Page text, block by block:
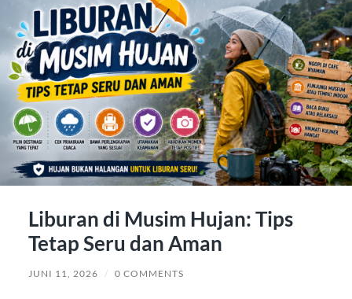
Liburan di Musim Hujan: Tips
Tetap Seru dan Aman
JUNI 11, 2026 / 0 COMMENTS